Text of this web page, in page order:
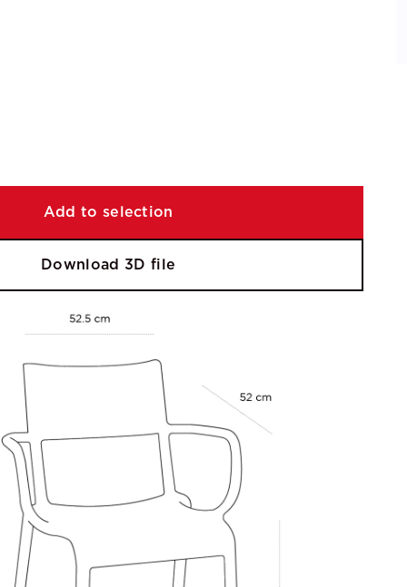
Add to selection
Download 3D file